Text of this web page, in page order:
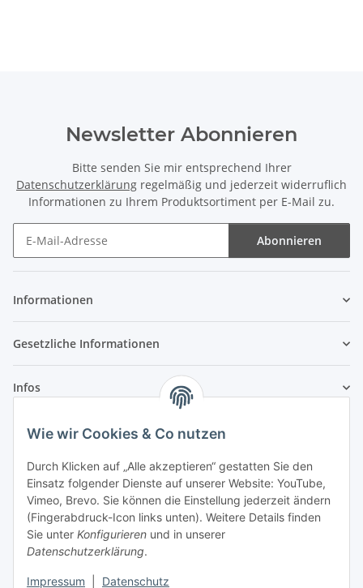
Wie wir Cookies & Co nutzen
Durch Klicken auf „Alle akzeptieren“ gestatten Sie den
Einsatz folgender Dienste auf unserer Website: YouTube,
Vimeo, Brevo. Sie können die Einstellung jederzeit ändern
(Fingerabdruck-Icon links unten). Weitere Details finden
Sie unter Konfigurieren und in unserer
Datenschutzerklärung.
Impressum Datenschutz
Newsletter Abonnieren
Bitte senden Sie mir entsprechend Ihrer
Datenschutzerklärung regelmäßig und jederzeit widerruflich
Informationen zu Ihrem Produktsortiment per E-Mail zu.
Abonnieren
Informationen
Gesetzliche Informationen
Infos
Laden - Öffnungszeiten:
Montag 09:00Uhr bis
16:00 Uhr
Dienstag
09:00 Uhr bis
17:00 Uhr
Mittwoch
09:00 Uhr bis 16:00 Uhr
Donnerstag
09:00 Uhr bis
17:00 Uhr
Freitag
09:00 Uhr
Samstag
09:00 Uhr